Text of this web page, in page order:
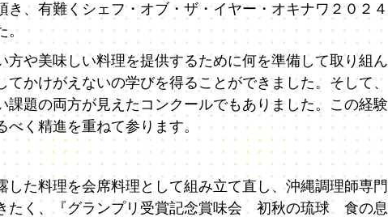
、有難くシェフ・オブ・ザ・イヤー・オキナワ２０２４
。
や美味しい料理を提供するために何を準備して取り組ん
かけがえないの学びを得ることができました。そして、
題の両方が見えたコンクールでもありました。この経験
べく精進を重ねて参ります。
た料理を会席料理として組み立て直し、沖縄調理師専門
たく、『グランプリ受賞記念賞味会 初秋の琉球 食の息